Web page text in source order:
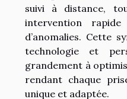
suivi à distance,
intervention
d’anomalies. Cette
technologie et
grandement à
rendant chaque
unique et adaptée.